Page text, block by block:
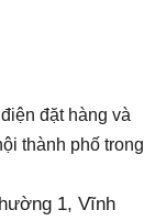
đặt hàng và
thành phố trong
1, Vĩnh